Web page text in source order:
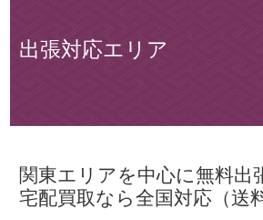
出張対応エリア
関東エリアを中心に無料出
宅配買取なら全国対応（送